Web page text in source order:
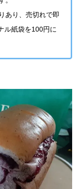
あり、売切れで即
ル紙袋を100円 に